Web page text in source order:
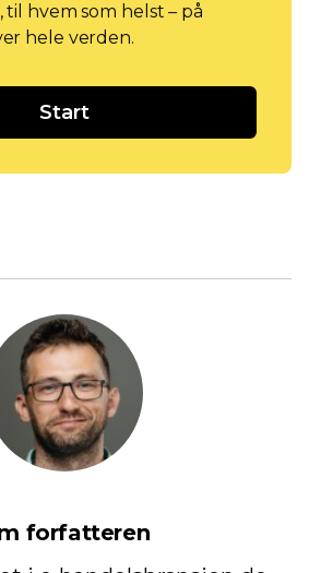
til hvem som helst – på
hele verden.
Start
forfatteren